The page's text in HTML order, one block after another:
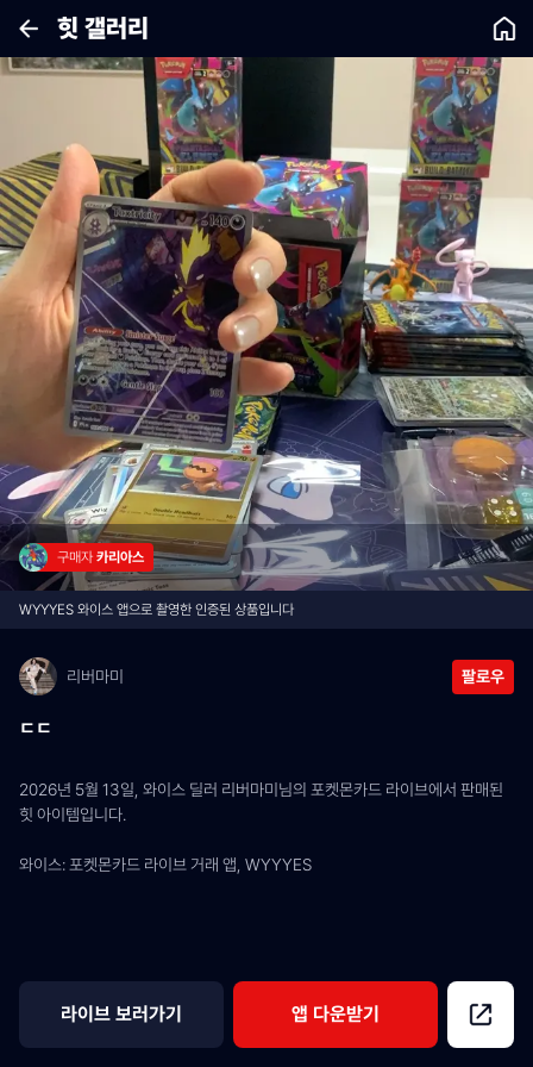
힛 갤러리
구매자 카리아스
WYYYES 와이스 앱으로 촬영한 인증된 상품입니다
리버마미 팔로우
ㄷㄷ
2026년 5월 13일, 와이스 딜러 리버마미님의 포켓몬카드 라이브에서 판매된
힛 아이템입니다.
와이스: 포켓몬카드 라이브 거래 앱, WYYYES
라이브 보러가기 앱 다운받기